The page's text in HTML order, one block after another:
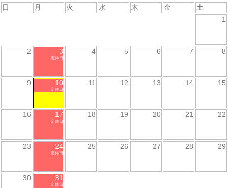
日 月 火 水 木 金
土
1
2 3
定休日
4 5 6 7 8
9 10
定休日
11 12 13 14 15
16 17
定休日
18 19 20 21 22
23 24
定休日
25 26 27 28 29
30 31
定休日